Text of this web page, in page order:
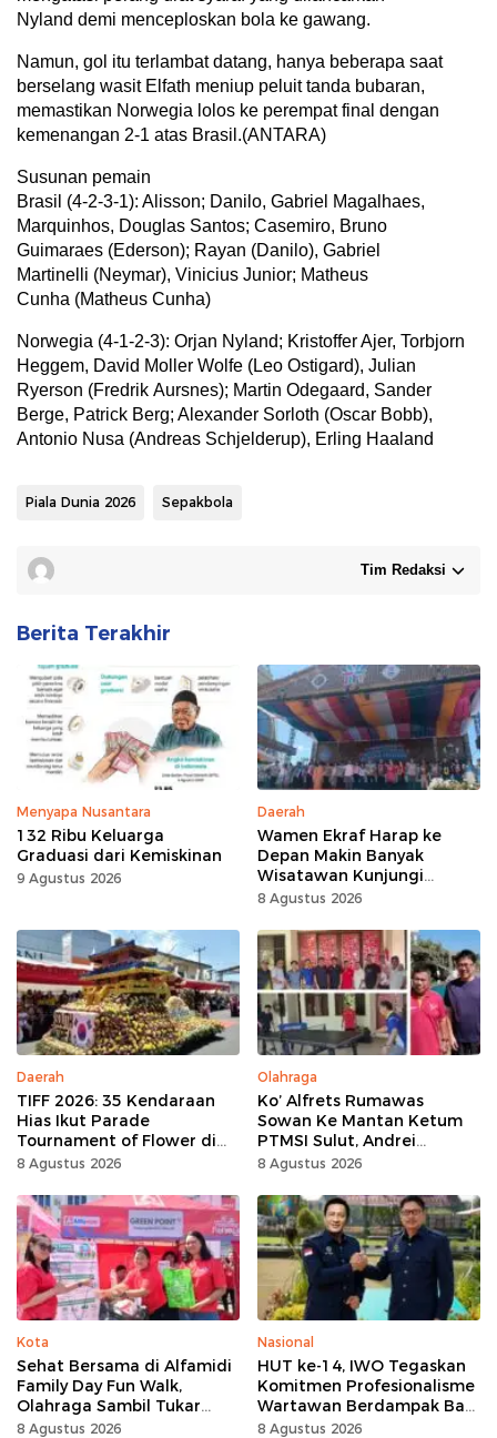
Nyland demi menceploskan bola ke gawang.
Namun, gol itu terlambat datang, hanya beberapa saat
berselang wasit Elfath meniup peluit tanda bubaran,
memastikan Norwegia lolos ke perempat final dengan
kemenangan 2-1 atas Brasil.(ANTARA)
Susunan pemain
Brasil (4-2-3-1): Alisson; Danilo, Gabriel Magalhaes,
Marquinhos, Douglas Santos; Casemiro, Bruno
Guimaraes (Ederson); Rayan (Danilo), Gabriel
Martinelli (Neymar), Vinicius Junior; Matheus
Cunha (Matheus Cunha)
Norwegia (4-1-2-3): Orjan Nyland; Kristoffer Ajer, Torbjorn
Heggem, David Moller Wolfe (Leo Ostigard), Julian
Ryerson (Fredrik Aursnes); Martin Odegaard, Sander
Berge, Patrick Berg; Alexander Sorloth (Oscar Bobb),
Antonio Nusa (Andreas Schjelderup), Erling Haaland
Piala Dunia 2026 Sepakbola
Tim Redaksi
Berita Terakhir
Menyapa Nusantara
132 Ribu Keluarga
Graduasi dari Kemiskinan
9 Agustus 2026
Daerah
Wamen Ekraf Harap ke
Depan Makin Banyak
Wisatawan Kunjungi
Tomohon
8 Agustus 2026
Daerah
TIFF 2026: 35 Kendaraan
Hias Ikut Parade
Tournament of Flower di
Tomohon
8 Agustus 2026
Olahraga
Ko’ Alfrets Rumawas
Sowan Ke Mantan Ketum
PTMSI Sulut, Andrei
Angouw
8 Agustus 2026
Kota
Sehat Bersama di Alfamidi
Family Day Fun Walk,
Olahraga Sambil Tukar
Sampah Demi Jaga Bumi
8 Agustus 2026
Nasional
HUT ke-14, IWO Tegaskan
Komitmen Profesionalisme
Wartawan Berdampak Bagi
Kebaikan Bangsa
8 Agustus 2026